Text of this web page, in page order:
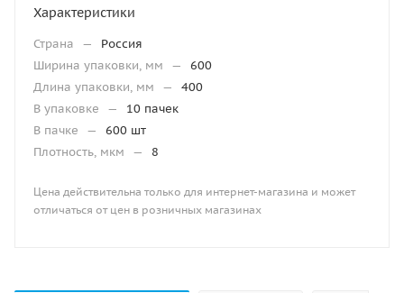
Характеристики
Страна —
Россия
Ширина упаковки, мм
—
600
Длина упаковки, мм
—
400
В упаковке
—
10 пачек
В пачке
—
600 шт
Плотность, мкм
— 8
Цена действительна только для интернет-магазина и может
отличаться от цен в розничных магазинах